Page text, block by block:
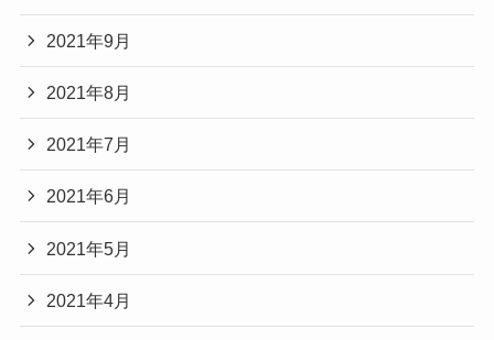
2021年9月
2021年8月
2021年7月
2021年6月
2021年5月
2021年4月